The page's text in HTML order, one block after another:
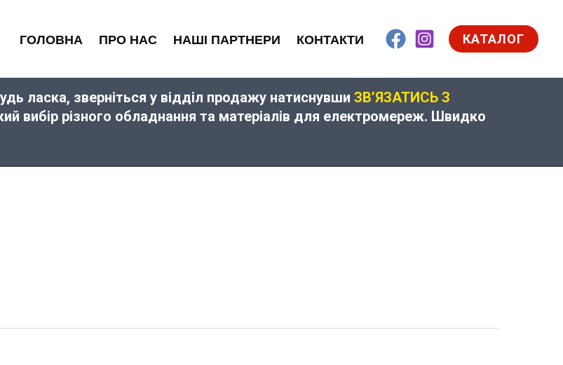
ГОЛОВНА ПРО НАС НАШІ ПАРТНЕРИ КОНТАКТИ КАТАЛОГ
ласка, зверніться у відділ продажу натиснувши ЗВ’ЯЗАТИСЬ З
вибір різного обладнання та матеріалів для електромереж. Швидко